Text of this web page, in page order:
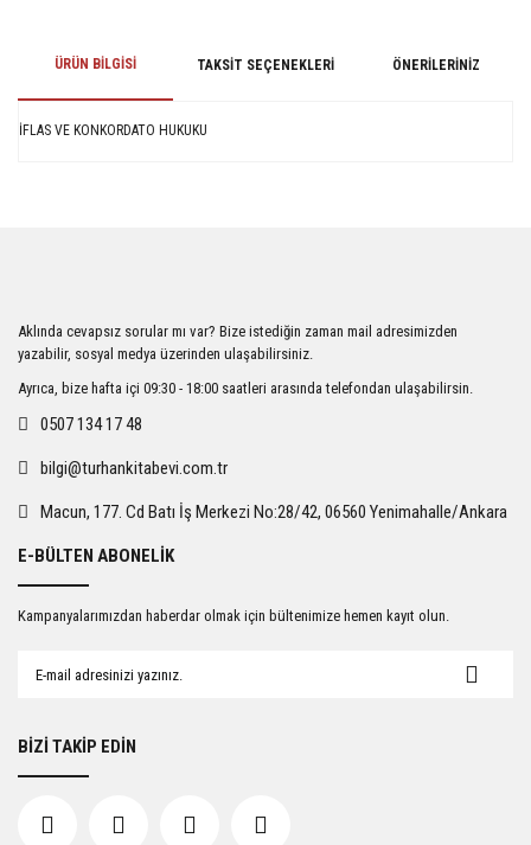
ÜRÜN BILGISI TAKSIT SEÇENEKLERI ÖNERILERINIZ
İFLAS VE KONKORDATO HUKUKU
Ürün açıklamasında eksik bilgiler bulunuyor.
Ürün bilgilerinde hatalar bulunuyor.
Ürün fiyatı diğer sitelerden daha pahalı.
Gönder
Aklında cevapsız sorular mı var? Bize istediğin zaman mail adresimizden
yazabilir, sosyal medya üzerinden ulaşabilirsiniz.
Ayrıca, bize hafta içi 09:30 - 18:00 saatleri arasında telefondan ulaşabilirsin.
0507 134 17 48
bilgi@turhankitabevi.com.tr
Macun, 177. Cd Batı İş Merkezi No:28/42, 06560 Yenimahalle/Ankara
E-BÜLTEN ABONELİK
Kampanyalarımızdan haberdar olmak için bültenimize hemen kayıt olun.
BİZİ TAKİP EDİN